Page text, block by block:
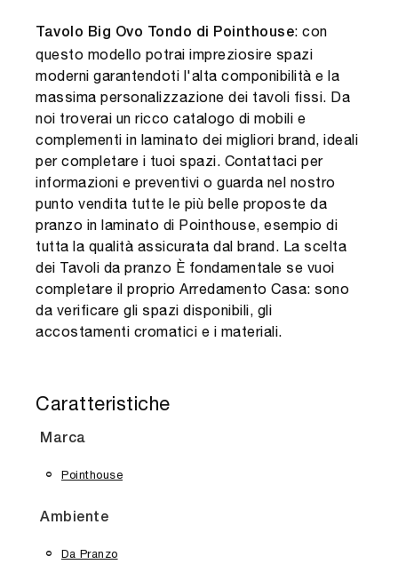
Tavolo Big Ovo Tondo di Pointhouse: con
questo modello potrai impreziosire spazi
moderni garantendoti l'alta componibilità e la
massima personalizzazione dei tavoli fissi. Da
noi troverai un ricco catalogo di mobili e
complementi in laminato dei migliori brand, ideali
per completare i tuoi spazi. Contattaci per
informazioni e preventivi o guarda nel nostro
punto vendita tutte le più belle proposte da
pranzo in laminato di Pointhouse, esempio di
tutta la qualità assicurata dal brand. La scelta
dei Tavoli da pranzo È fondamentale se vuoi
completare il proprio Arredamento Casa: sono
da verificare gli spazi disponibili, gli
accostamenti cromatici e i materiali.
Caratteristiche
Marca
Pointhouse
Ambiente
Da Pranzo